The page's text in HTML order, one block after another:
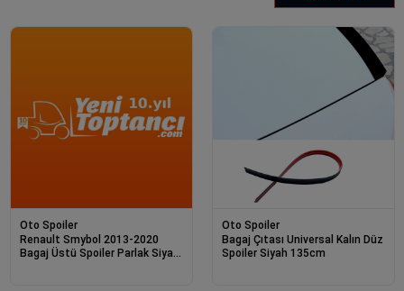
Oto Spoiler
Renault Smybol 2013-2020
Bagaj Üstü Spoiler Parlak Siyah
Oto Spoiler
Bagaj Çıtası Universal Kalın Düz
Spoiler Siyah 135cm